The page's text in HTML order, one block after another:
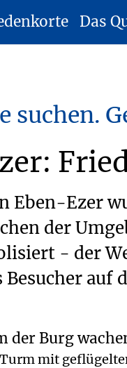
Das
suchen.
Eben-Ezer
der
- der
Besucher
mit